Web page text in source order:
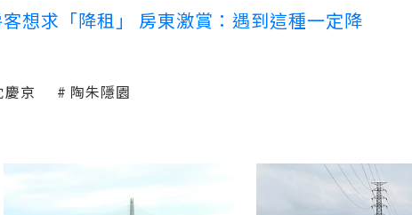
想求「降租」 房東激賞：遇到這種一定降
慶京 陶朱隱園